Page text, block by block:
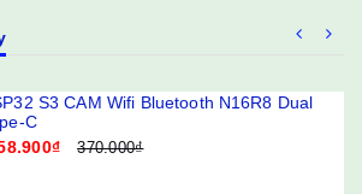
S3 CAM Wifi Bluetooth N16R8 Dual
C
370.000₫